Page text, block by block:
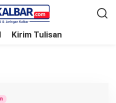
Kirim Tulisan